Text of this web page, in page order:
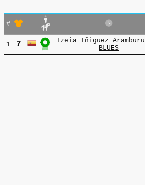
#
1 7 Izeia Iñiguez Aramburu
BLUES